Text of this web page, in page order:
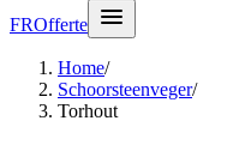
FROfferte
Home/
Schoorsteenveger/
Torhout